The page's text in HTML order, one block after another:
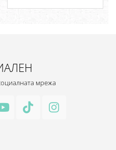
мрежа